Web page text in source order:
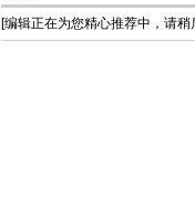
[编辑正在为您精心推荐中，请稍